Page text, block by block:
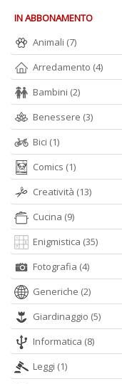
IN ABBONAMENTO
Animali (7)
Arredamento (4)
Bambini (2)
Benessere (3)
Bici (1)
Comics (1)
Creatività (13)
Cucina (9)
Enigmistica (35)
Fotografia (4)
Generiche (2)
Giardinaggio (5)
Informatica (8)
Leggi (1)